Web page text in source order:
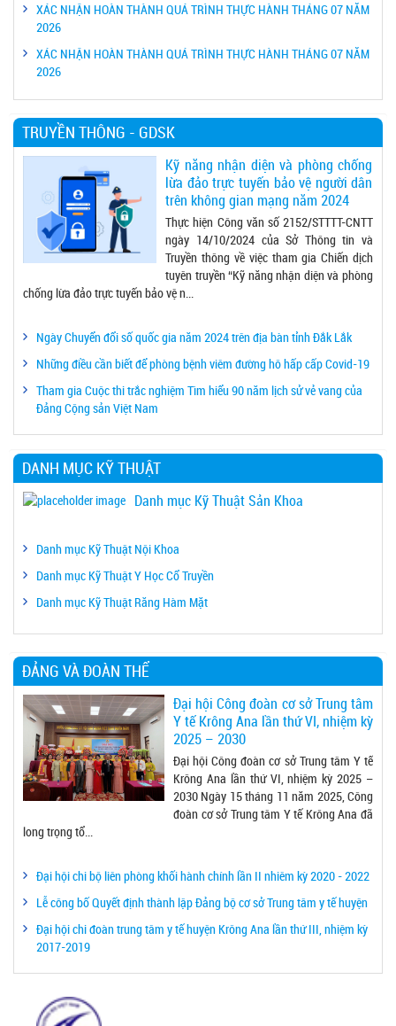
XÁC NHẬN HOÀN THÀNH QUÁ TRÌNH THỰC HÀNH THÁNG 07 NĂM
2026
XÁC NHẬN HOÀN THÀNH QUÁ TRÌNH THỰC HÀNH THÁNG 07 NĂM
2026
TRUYỀN THÔNG - GDSK
Kỹ năng nhận diện và phòng chống
lừa đảo trực tuyến bảo vệ người dân
trên không gian mạng năm 2024
Thực hiện Công văn số 2152/STTTT-CNTT
ngày 14/10/2024 của Sở Thông tin và
Truyền thông về việc tham gia Chiến dịch
tuyên truyền “Kỹ năng nhận diện và phòng
chống lừa đảo trực tuyến bảo vệ n...
Ngày Chuyển đổi số quốc gia năm 2024 trên địa bàn tỉnh Đắk Lắk
Những điều cần biết để phòng bệnh viêm đường hô hấp cấp Covid-19
Tham gia Cuộc thi trắc nghiệm Tìm hiểu 90 năm lịch sử vẻ vang của
Đảng Cộng sản Việt Nam
DANH MỤC KỸ THUẬT
Danh mục Kỹ Thuật Sản Khoa
Danh mục Kỹ Thuật Nội Khoa
Danh mục Kỹ Thuật Y Học Cổ Truyền
Danh mục Kỹ Thuật Răng Hàm Mặt
ĐẢNG VÀ ĐOÀN THỂ
Đại hội Công đoàn cơ sở Trung tâm
Y tế Krông Ana lần thứ VI, nhiệm kỳ
2025 – 2030
Đại hội Công đoàn cơ sở Trung tâm Y tế
Krông Ana lần thứ VI, nhiệm kỳ 2025 –
2030 Ngày 15 tháng 11 năm 2025, Công
đoàn cơ sở Trung tâm Y tế Krông Ana đã
long trọng tổ...
Đại hội chi bộ liên phòng khối hành chính lần II nhiêm kỳ 2020 - 2022
Lễ công bố Quyết định thành lập Đảng bộ cơ sở Trung tâm y tế huyện
Đại hội chi đoàn trung tâm y tế huyện Krông Ana lần thứ III, nhiệm kỳ
2017-2019